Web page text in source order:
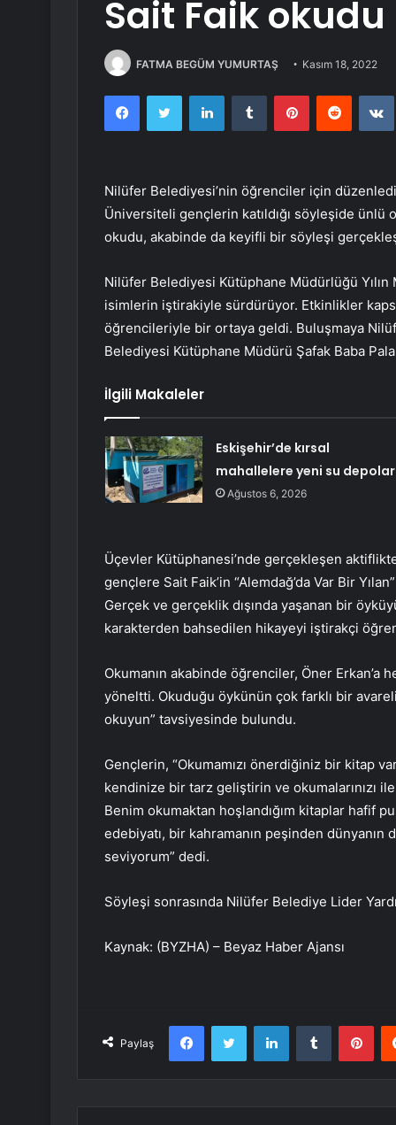
Sait Faik okudu
FATMA BEGÜM YUMURTAŞ Kasım 18, 2022
FacebookTwitter LinkedInTumblr PinterestReddit
Nilüfer Belediyesi’nin öğrenciler için
Üniversiteli gençlerin katıldığı söyleşide ünlü
okudu, akabinde da keyifli bir söyleşi
Nilüfer Belediyesi Kütüphane Müdürlüğü
isimlerin iştirakiyle sürdürüyor. Etkinlikler
öğrencileriyle bir ortaya geldi. Buluşmaya
Belediyesi Kütüphane Müdürü Şafak Baba Pala
İlgili Makaleler
Eskişehir’de kırsal
mahallelere yeni su
Ağustos 6, 2026
Üçevler Kütüphanesi’nde gerçekleşen
gençlere Sait Faik’in “Alemdağ’da Var Bir
Gerçek ve gerçeklik dışında yaşanan bir
karakterden bahsedilen hikayeyi iştirakçi
Okumanın akabinde öğrenciler, Öner
yöneltti. Okuduğu öykünün çok farklı bir
okuyun” tavsiyesinde bulundu.
Gençlerin, “Okumamızı önerdiğiniz bir kitap
kendinize bir tarz geliştirin ve okumalarınızı
Benim okumaktan hoşlandığım kitaplar hafif
edebiyatı, bir kahramanın peşinden
seviyorum” dedi.
Söyleşi sonrasında Nilüfer Belediye Lider
Kaynak: (BYZHA) – Beyaz Haber Ajansı
Paylaş
FacebookTwitter LinkedInTumblr